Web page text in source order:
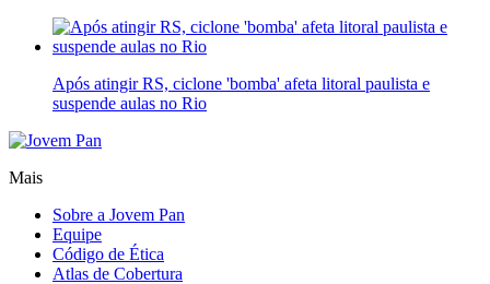
Após atingir RS, ciclone 'bomba' afeta litoral paulista e
suspende aulas no Rio
Mais
Sobre a Jovem Pan
Equipe
Código de Ética
Atlas de Cobertura